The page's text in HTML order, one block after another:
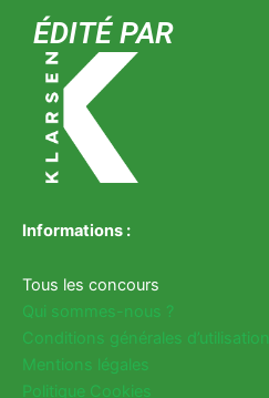
ÉDITÉ PAR
Informations :
Tous les concours
Qui sommes-nous ?
Conditions générales d’utilisation
Mentions légales
Politique Cookies